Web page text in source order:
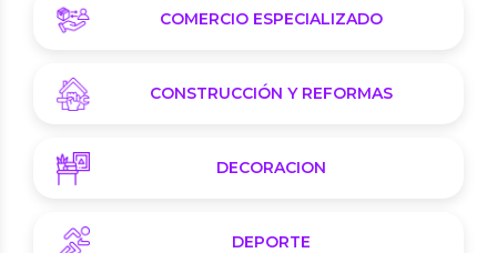
COMERCIO ESPECIALIZADO
CONSTRUCCIÓN Y REFORMAS
DECORACION
DEPORTE